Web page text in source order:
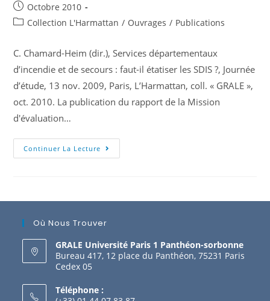
Octobre 2010
Collection L'Harmattan / Ouvrages / Publications
C. Chamard-Heim (dir.), Services départementaux
d’incendie et de secours : faut-il étatiser les SDIS ?, Journée
d’étude, 13 nov. 2009, Paris, L’Harmattan, coll. « GRALE »,
oct. 2010. La publication du rapport de la Mission
d'évaluation…
Continuer La Lecture
Où Nous Trouver
GRALE Université Paris 1 Panthéon-sorbonne
Bureau 417, 12 place du Panthéon, 75231 Paris
Cedex 05
Téléphone :